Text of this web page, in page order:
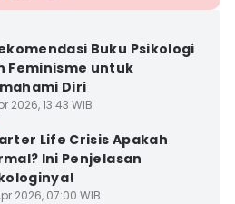
Buku Psikologi
Feminisme untuk
Diri
2026, 13:43 WIB
Life Crisis Apakah
Ini Penjelasan
2026, 07:00 WIB